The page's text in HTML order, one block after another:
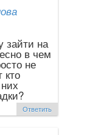
зайти на
в чем
не
кто
Ответить